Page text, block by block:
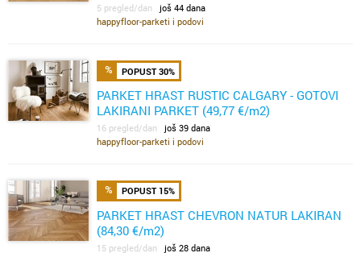
5 pregled/dan još 44 dana
happyfloor-parketi i podovi
POPUST 30%
PARKET HRAST RUSTIC CALGARY - GOTOVI
LAKIRANI PARKET (49,77 €/m2)
16 pregled/dan još 39 dana
happyfloor-parketi i podovi
POPUST 15%
PARKET HRAST CHEVRON NATUR LAKIRAN
(84,30 €/m2)
15 pregled/dan još 28 dana